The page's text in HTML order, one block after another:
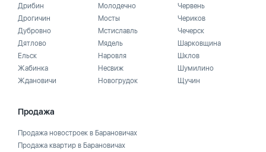
Дрибин
Дрогичин
Дубровно
Дятлово
Ельск
Жабинка
Ждановичи
Молодечно
Мосты
Мстиславль
Мядель
Наровля
Несвиж
Новогрудок
Червень
Чериков
Чечерск
Шарковщина
Шклов
Шумилино
Щучин
Продажа
Продажа новостроек в Барановичах
Продажа квартир в Барановичах